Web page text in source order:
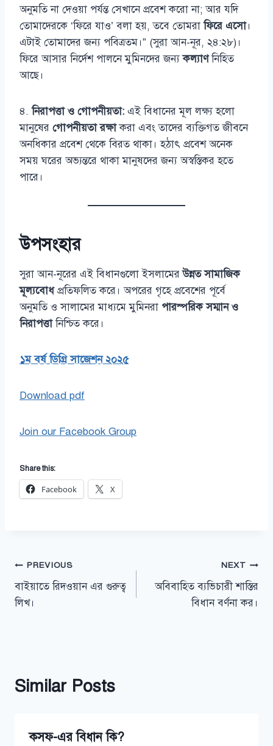
অনুমতি না দেওয়া পর্যন্ত সেখানে প্রবেশ করো না; আর যদি
তোমাদেরকে ‘ফিরে যাও’ বলা হয়, তবে তোমরাফিরে এসো।
এটাই তোমাদের জন্য পবিত্রতম।” (সুরা আন-নূর, ২৪:২৮)।
ফিরে আসার নির্দেশ পালনে মুমিনদের জন্যকল্যাণনিহিত
আছে।
৪.নিরাপত্তা ও গোপনীয়তা: এই বিধানের মূল লক্ষ্য হলো
মানুষের গোপনীয়তা রক্ষাকরা এবং তাদের ব্যক্তিগত জীবনে
অনধিকার প্রবেশ থেকে বিরত থাকা। হঠাৎ প্রবেশ অনেক
সময় ঘরের অভ্যন্তরে থাকা মানুষদের জন্য অস্বস্তিকর হতে
পারে।
উপসংহার
সুরা আন-নূরের এই বিধানগুলো ইসলামেরউন্নত সামাজিক
মূল্যবোধপ্রতিফলিত করে। অপরের গৃহে প্রবেশের পূর্বে
অনুমতি ও সালামের মাধ্যমে মুমিনরা পারস্পরিক সম্মান ও
নিরাপত্তানিশ্চিত করে।
১ম বর্ষ ডিগ্রি সাজেশন ২০২৫
Download pdf
Join our Facebook Group
Share this:
Facebook X
Post
navigation
PREVIOUS
বাইয়াতে রিদওয়ান এর গুরুত্ব
লিখ।
NEXT
অবিবাহিত ব্যভিচারী শাস্তির
বিধান বর্ণনা কর।
Similar Posts
কসফ-এর বিধান কি?